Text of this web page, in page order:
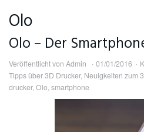
Olo
Olo – Der
Veröffentlicht von Admin 01/01/2016
Tipps über 3D Drucker, Neuigkeiten zum
drucker, Olo, smartphone